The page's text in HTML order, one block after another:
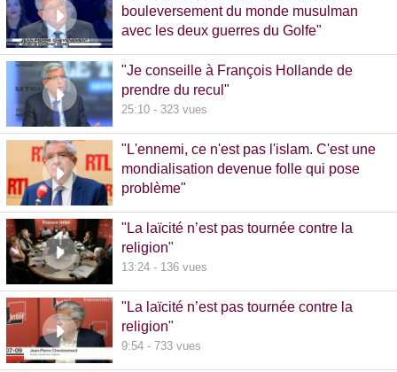
bouleversement du monde musulman
avec les deux guerres du Golfe"
"Je conseille à François Hollande de
prendre du recul"
25:10 - 323 vues
"L'ennemi, ce n'est pas l'islam. C'est une
mondialisation devenue folle qui pose
problème"
"La laïcité n’est pas tournée contre la
religion"
13:24 - 136 vues
"La laïcité n’est pas tournée contre la
religion"
9:54 - 733 vues